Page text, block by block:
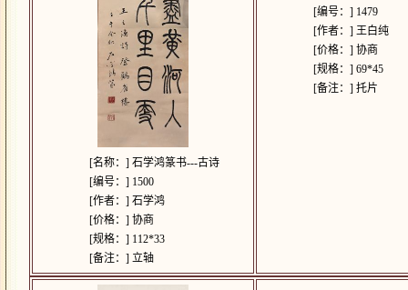
[名称：]石学鸿篆书---古诗
[编号：] 1500
[作者：]石学鸿
[价格：]协商
[规格：] 112*33
[备注：]立轴
[编号：] 1479
[作者：]王白纯
[价格：]协商
[规格：]69*45
[备注：]托片